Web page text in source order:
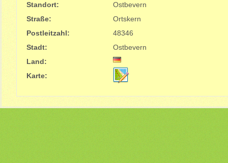
Standort:
Ostbevern
Straße:
Ortskern
Postleitzahl:
48346
Stadt:
Ostbevern
Land:
Karte: